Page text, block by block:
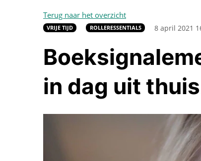
Terug naar het overzicht
VRIJE TIJD ROLLERESSENTIALS 8 april 2021
in dag uit